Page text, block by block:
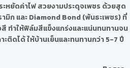
หยัดค่าไฟ สวยงามประดุจเพชร ด้วยสุด
มิก และ Diamond Bond (พันธะเพชร) ที่
ทำให้ฟิล์มสีแข็งแกร่งและแน่นทนทานจน
ติดได้ ให้บ้านเย็นและทนทานกว่า 5-7 ปี